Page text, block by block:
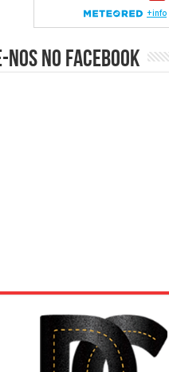
no Facebook